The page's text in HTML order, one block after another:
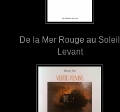
De la Mer Rouge au Soleil
Levant